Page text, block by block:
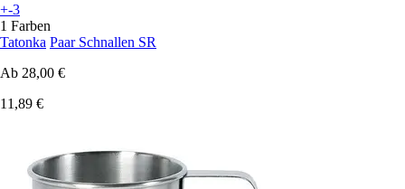
+-3
1 Farben
Tatonka Paar Schnallen SR
Ab 28,00 €
11,89 €